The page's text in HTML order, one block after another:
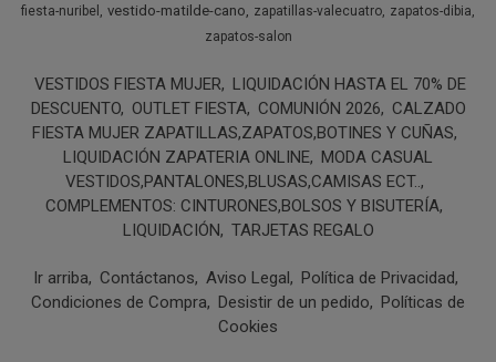
fiesta-nuribel
vestido-matilde-cano zapatillas-valecuatro zapatos-dibia
zapatos-salon
VESTIDOS FIESTA MUJER
LIQUIDACIÓN HASTA EL 70% DE
DESCUENTO OUTLET FIESTA COMUNIÓN 2026
CALZADO
FIESTA MUJER ZAPATILLAS,ZAPATOS,BOTINES Y CUÑAS
LIQUIDACIÓN ZAPATERIA ONLINE MODA CASUAL
VESTIDOS,PANTALONES,BLUSAS,CAMISAS ECT..
COMPLEMENTOS: CINTURONES,BOLSOS Y BISUTERÍA
LIQUIDACIÓN
TARJETAS REGALO
Ir arriba Contáctanos Aviso Legal
Política de Privacidad
Condiciones de Compra
Desistir de un pedido
Políticas de
Cookies